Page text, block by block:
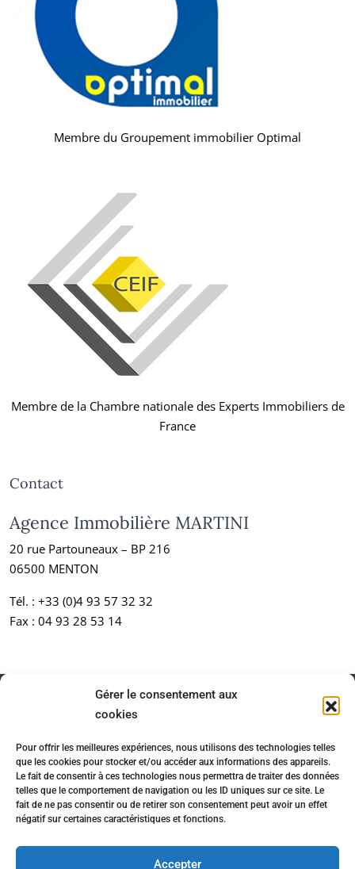
Gérer le consentement aux
cookies
Pour offrir les meilleures expériences, nous utilisons des technologies telles
que les cookies pour stocker et/ou accéder aux informations des appareils.
Le fait de consentir à ces technologies nous permettra de traiter des données
telles que le comportement de navigation ou les ID uniques sur ce site. Le
fait de ne pas consentir ou de retirer son consentement peut avoir un effet
négatif sur certaines caractéristiques et fonctions.
Accepter
Membre du Groupement immobilier Optimal
Membre de la Chambre nationale des Experts Immobiliers de
France
Contact
Agence Immobilière MARTINI
20 rue Partouneaux – BP 216
06500 MENTON
Tél. : +33 (0)4 93 57 32 32
Fax : 04 93 28 53 14
Accueil Honoraires Partenaires immobiliers